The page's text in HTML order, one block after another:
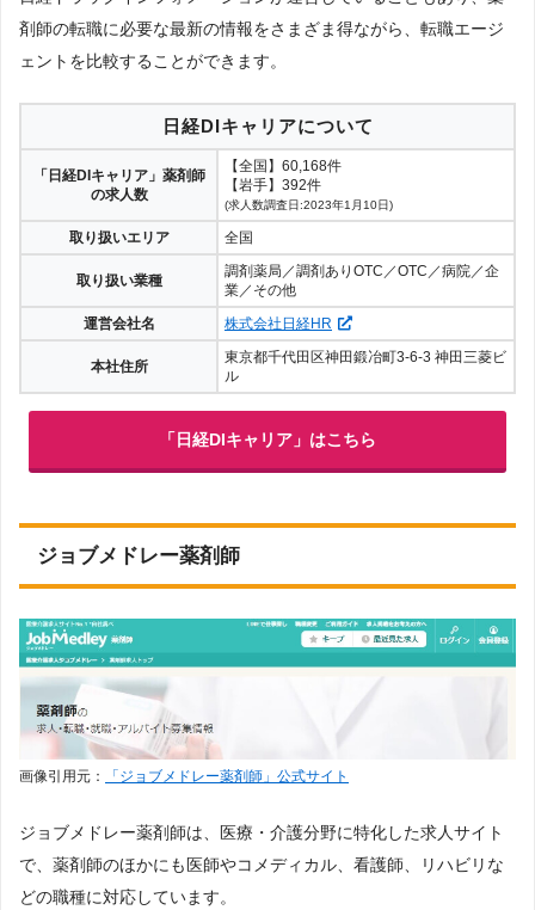
剤師の転職に必要な最新の情報をさまざま得ながら、転職エージ
ェントを比較することができます。
日経DIキャリアについて
「日経DIキャリア」薬剤師
の求人数
【全国】60,168件
【岩手】392件
(求人数調査日:2023年1月10日)
取り扱いエリア 全国
取り扱い業種
調剤薬局／調剤ありOTC／OTC／病院／企
業／その他
運営会社名
株式会社日経HR
本社住所
東京都千代田区神田鍛冶町3-6-3 神田三菱ビ
ル
「日経DIキャリア」はこちら
ジョブメドレー薬剤師
画像引用元： 「ジョブメドレー薬剤師」公式サイト
ジョブメドレー薬剤師は、医療・介護分野に特化した求人サイト
で、薬剤師のほかにも医師やコメディカル、看護師、リハビリな
どの職種に対応しています。